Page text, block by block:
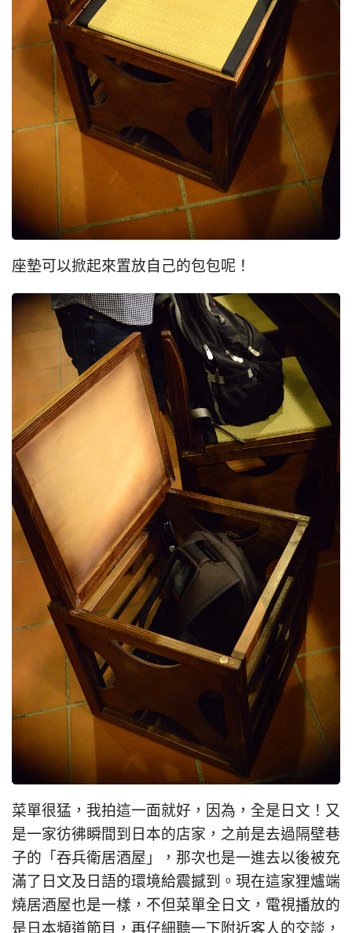
座墊可以掀起來置放自己的包包呢！
菜單很猛，我拍這一面就好，因為，全是日文！又
是一家彷彿瞬間到日本的店家，之前是去過隔壁巷
子的「吞兵衛居酒屋」，那次也是一進去以後被充
滿了日文及日語的環境給震撼到。現在這家狸爐端
燒居酒屋也是一樣，不但菜單全日文，電視播放的
是日本頻道節目，再仔細聽一下附近客人的交談，